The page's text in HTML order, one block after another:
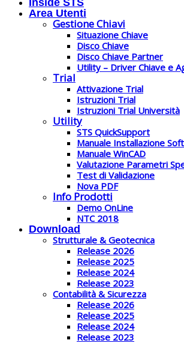
Inside STS
Area Utenti
Gestione Chiavi
Situazione Chiave
Disco Chiave
Disco Chiave Partner
Utility – Driver Chiave e
Trial
Attivazione Trial
Istruzioni Trial
Istruzioni Trial Università
Utility
STS QuickSupport
Manuale Installazione
Manuale WinCAD
Valutazione Parametri
Test di Validazione
Nova PDF
Info Prodotti
Demo OnLine
NTC 2018
Download
Strutturale & Geotecnica
Release 2026
Release 2025
Release 2024
Release 2023
Contabilità & Sicurezza
Release 2026
Release 2025
Release 2024
Release 2023